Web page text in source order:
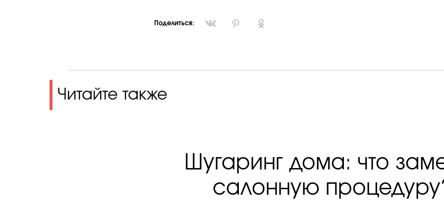
Поделиться:
Читайте также
Шугаринг дома: что
салонную